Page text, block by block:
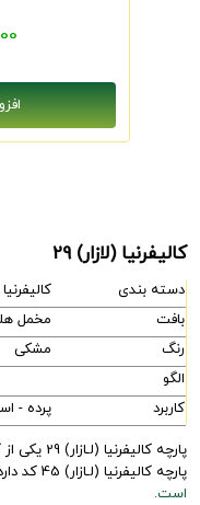
کالیفرنیا (لازار) 29
دسته بندی
بافت
مخمل
رنگ
مشکی
الگو
کاربرد
پرده -
پارچه کالیفرنیا (لـازار) 29 یکی از کدهای کالیفرنیا (لـازار) هست.
پارچه کالیفرنیا (لـازار) 45 کد دارد که همه کدهای آن در سایت
است.